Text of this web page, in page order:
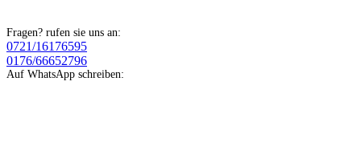
Fragen? rufen sie uns an:
0721/16176595
0176/66652796
Auf WhatsApp schreiben: